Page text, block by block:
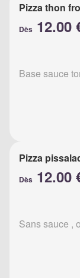
Pizza thon
Dès 12.00
Base sauce
Pizza
Dès 12.00
Sans sauce ,